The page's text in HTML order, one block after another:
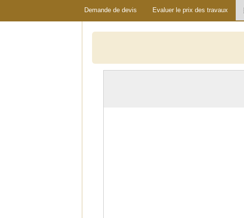
Demande de devis Evaluer le prix des travaux